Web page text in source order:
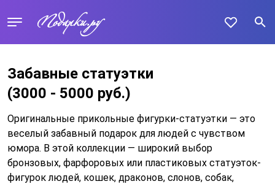
Забавные статуэтки
(3000 - 5000 руб.)
Оригинальные прикольные фигурки-статуэтки — это
веселый забавный подарок для людей с чувством
юмора. В этой коллекции — широкий выбор
бронзовых, фарфоровых или пластиковых статуэток-
фигурок людей, кошек, драконов, слонов, собак,